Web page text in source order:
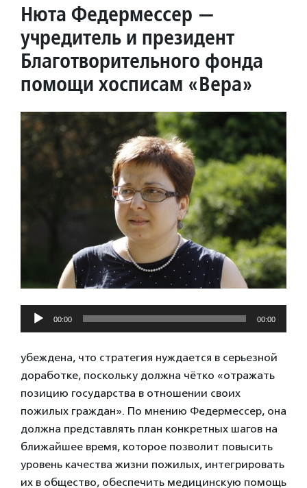
Нюта Федермессер —
учредитель и президент
Благотворительного фонда
помощи хосписам «Вера»
Аудиоплеер
00:00 00:00
убеждена, что стратегия нуждается в серьезной
доработке, поскольку должна чётко «отражать
позицию государства в отношении своих
пожилых граждан». По мнению Федермессер, она
должна представлять план конкретных шагов на
ближайшее время, которое позволит повысить
уровень качества жизни пожилых, интегрировать
их в общество, обеспечить медицинскую помощь